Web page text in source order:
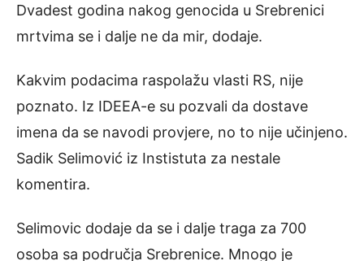
Dvadest godina nakog genocida u Srebrenici
mrtvima se i dalje ne da mir, dodaje.
Kakvim podacima raspolažu vlasti RS, nije
poznato. Iz IDEEA-e su pozvali da dostave
imena da se navodi provjere, no to nije učinjeno.
Sadik Selimović iz Instistuta za nestale
komentira.
Selimovic dodaje da se i dalje traga za 700
osoba sa područja Srebrenice. Mnogo je